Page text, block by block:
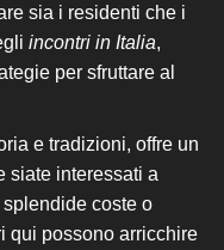
sia i residenti che i
incontri in Italia,
per sfruttare al
e tradizioni, offre un
siate interessati a
coste o
qui possono arricchire